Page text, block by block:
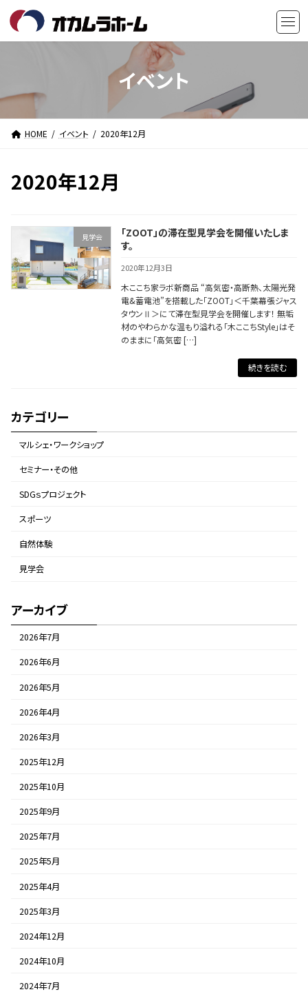
テ
ス
キ
ゲ
ン
に
イベント
HOME イベント 2020年12月
2020年12月
見学会
「ZOOT」の滞在型見学会を開催いたしま
す。
2020年12月3日
木ここち家ラボ新商品 “高気密・高断熱、太陽光発
電&蓄電池”を搭載した「ZOOT」＜千葉幕張ジャス
タウンⅡ＞にて滞在型見学会を開催します！ 無垢
材のやわらかな温もり溢れる「木ここちStyle」はそ
のままに「高気密 […]
続きを読む
カテゴリー
マルシェ・ワークショップ
セミナー・その他
SDGｓプロジェクト
スポーツ
自然体験
見学会
アーカイブ
2026年7月
2026年6月
2026年5月
2026年4月
2026年3月
2025年12月
2025年10月
2025年9月
2025年7月
2025年5月
2025年4月
2025年3月
2024年12月
2024年10月
2024年7月